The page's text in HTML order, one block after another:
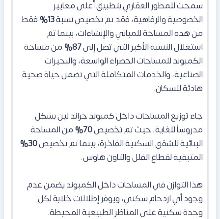
سمحت للمطور العقاري بتطبيق أعلى معايير
الخصوصية والرفاهية، فقد تم تخصيص نسبة13%
فقط
من هذه المساحة للمباني والإنشاءات، بينما تم
استغلال النسبة الأكبر التي تصل إلى87%
من مساحة
الكمبوند للمساحات الخضراء الواسعة، والبحيرات
الصناعية، والخدمات المتكاملة التي تضمن حياة صحية
هادئة للسكان.
جاء توزيع المساحات داخل كمبوند جراند لين بشكل
مدروساً للغاية، حيث تم تخصيص70%
من المساحة
البنائية للشقق السكنية الفاخرة، بينما تم تخصيص30%
المتبقية لقطاع الفلل والتاون هاوس.
هذا التوازن في المساحات داخل الكمبونديضمن عدم
وجود أي ازدحام سكني، ويوفر إطلالات خلابة لكل
وحدة سكنية على المناظر الطبيعية المحيطة.